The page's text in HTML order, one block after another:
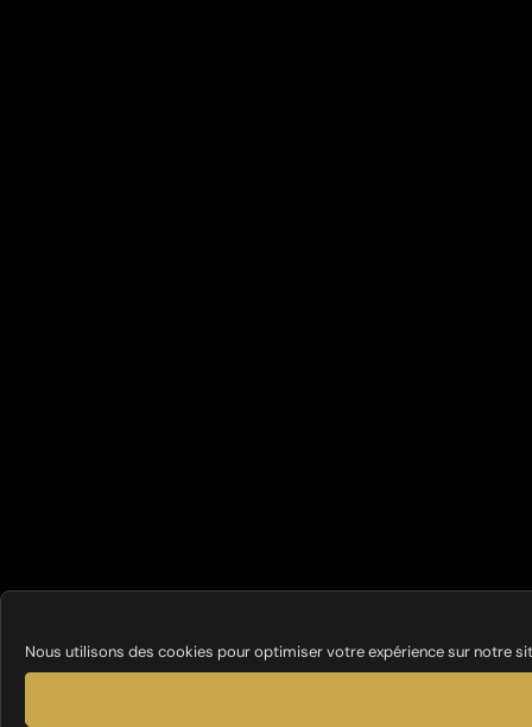
Nous utilisons des cookies pour optimiser votre expérience sur notre